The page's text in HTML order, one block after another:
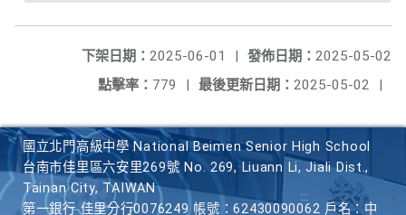
發佈日期： 2025-05-02
下架日期： 2025-06-01
|
最後更新日期： 2025-05-02 |
點擊率： 779 |
國立北門高級中學 National Beimen Senior High School
台南市佳里區六安里269號 No. 269, Liuann Li, Jiali Dist.,
Tainan City, TAIWAN
第一銀行 佳里分行0076249 帳號：62430090062 戶名：中